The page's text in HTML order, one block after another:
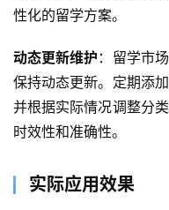
关
案
例
性化的留学方案。
动态更新维护 ：留学市
保持动态更新。定期添
并根据实际情况调整分
时效性和准确性。
实际应用效果